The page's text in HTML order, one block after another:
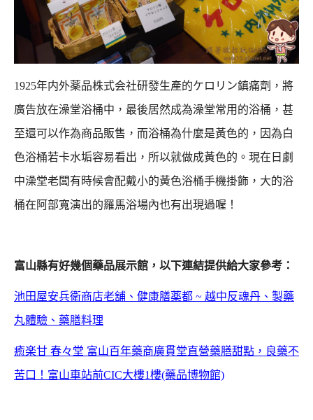
1925年内外薬品株式会社研發生產的ケロリン鎮痛劑，將
廣告放在澡堂浴桶中， 最後居然成為澡堂常用的浴桶，甚
至還可以作為商品販售， 而浴桶為什麼是黃色的，因為白
色浴桶若卡水垢容易看出，所以就做成黃色的。 現在日劇
中澡堂老闆有時候會配戴小的黃色浴桶手機掛飾，大的浴
桶在阿部寬演出的羅馬浴場內也有出現過喔！
富山縣有好幾個藥品展示館，以下連結提供給大家參考：
池田屋安兵衛商店老舖、健康膳薬都 ~ 越中反魂丹、製藥
丸體驗、藥膳料理
癒楽甘 春々堂 富山百年藥商廣貫堂直營藥膳甜點，良藥不
苦口！富山車站前CIC大樓1樓(藥品博物館)